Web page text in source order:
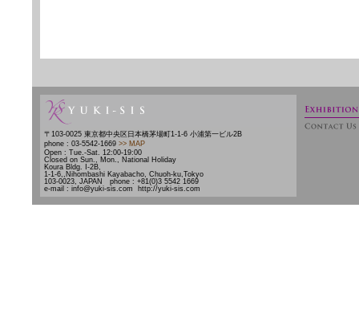
〒103-0025 東京都中央区日本橋茅場町1-1-6 小浦第一ビル2B
phone : 03-5542-1669 >> MAP
Open : Tue.-Sat. 12:00-19:00
Closed on Sun., Mon., National Holiday
Koura Bldg. Ⅰ-2B,
1-1-6,,Nihombashi Kayabacho, Chuoh-ku,Tokyo
103-0023, JAPAN phone : +81(0)3 5542 1669
e-mail : info@yuki-sis.com http://yuki-sis.com